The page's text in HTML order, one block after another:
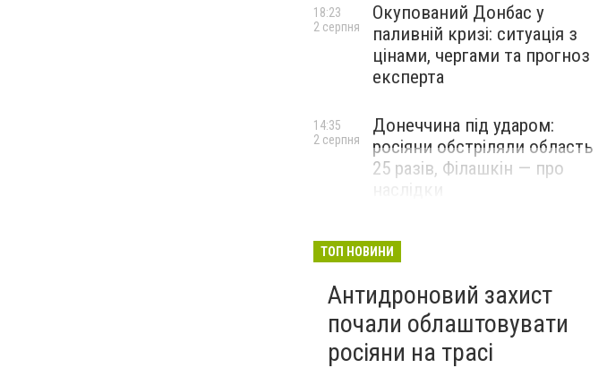
Окупований Донбас у
паливній кризі: ситуація з
цінами, чергами та прогноз
експерта
18:23
2 серпня
Донеччина під ударом:
росіяни обстріляли область
25 разів, Філашкін — про
14:35
2 серпня
ТОП НОВИНИ
Антидроновий захист
почали облаштовувати
росіяни на трасі